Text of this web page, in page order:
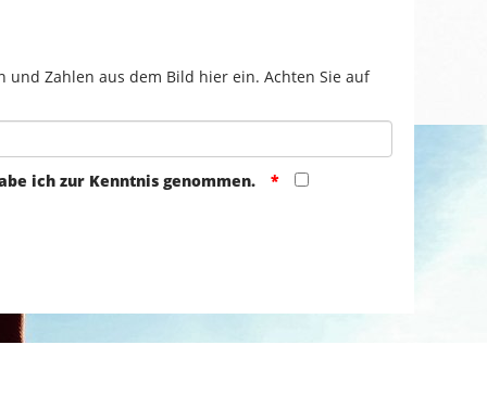
und Zahlen aus dem Bild hier ein. Achten Sie auf
ich zur Kenntnis genommen.